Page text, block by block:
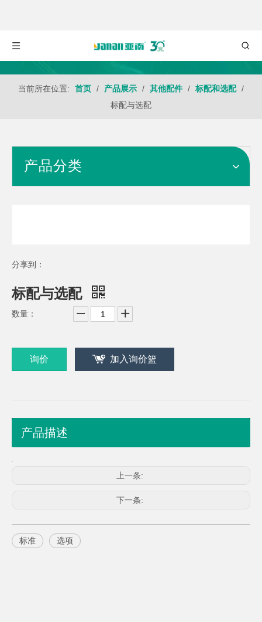
当前所在位置: 首页 / 产品展示 / 其他配件 / 标配和选配 /
标配与选配
产品分类
分享到：
标配与选配
数量：
询价 加入询价篮
产品描述
上一条:
下一条:
标准 选项